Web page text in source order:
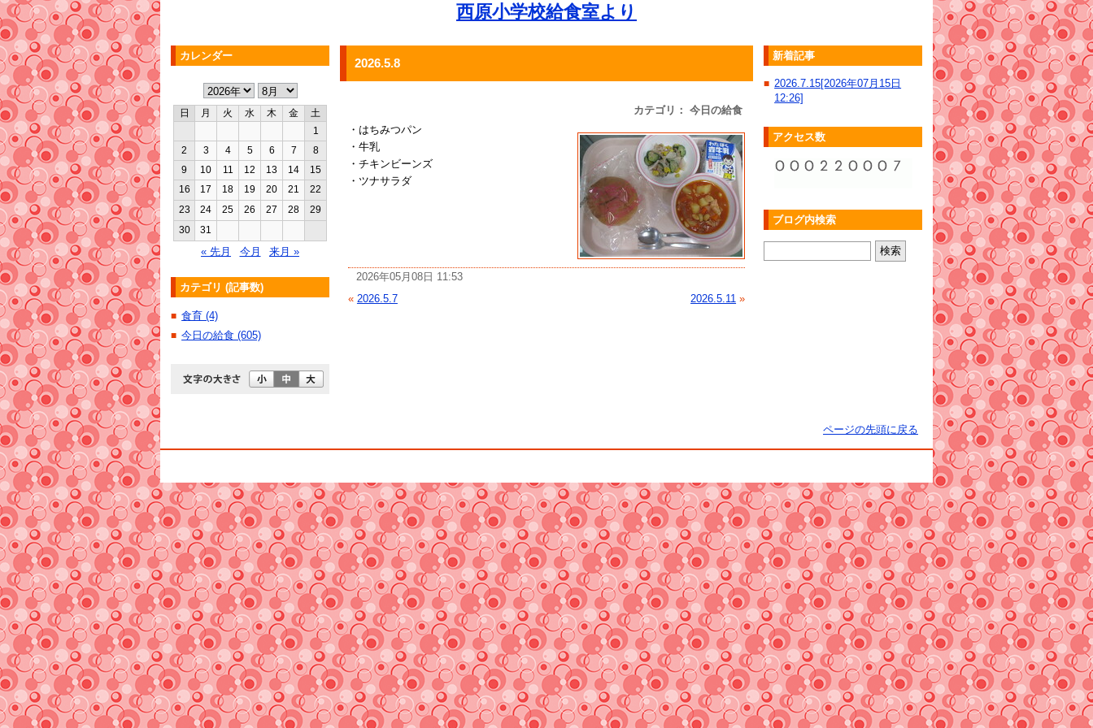
西原小学校給食室より
2026.5.8
カテゴリ： 今日の給食
・はちみつパン
・牛乳
・チキンビーンズ
・ツナサラダ
2026年05月08日 11:53
« 2026.5.7 2026.5.11 »
カレンダー
日 月 火 水 木 金
土
1
2
3 4 5 6 7
8
9
10 11 12 13 14
15
16
17 18 19 20 21
22
23
24 25 26 27 28
29
30
31
« 先月 今月 来月 »
カテゴリ (記事数)
■ 食育 (4)
■ 今日の給食 (605)
新着記事
■ 2026.7.15[2026年07月15日
12:26]
アクセス数
ブログ内検索
ページの先頭に戻る